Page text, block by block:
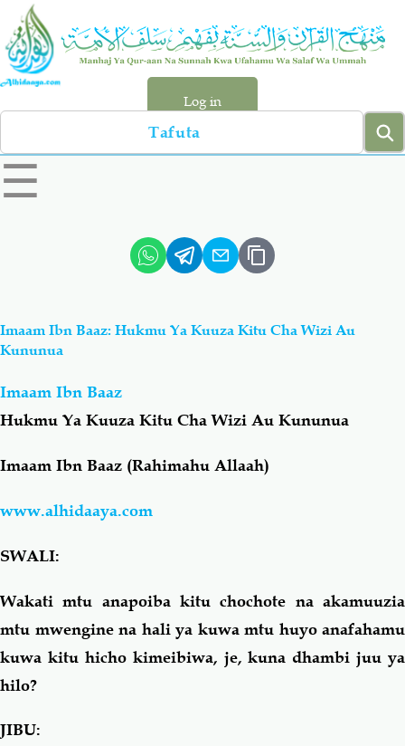
Skip
main
content
Log in
Search
left
sidebar
☰
Hadiyth
Aqiydah
Shirki & Kufru
Fiqh-Ibaadah
Fataawa Za Ulamaa
Akhlaaq-Aadaab
Familia-Jamii Maswali-Majibu
Chemsha Bongo
Imaam Ibn Baaz: Hukmu Ya Kuuza Kitu Cha Wizi Au
Kununua
Imaam Ibn Baaz
Hukmu Ya Kuuza Kitu Cha Wizi Au Kununua
Imaam Ibn Baaz (Rahimahu Allaah)
www.alhidaaya.com
SWALI:
Wakati mtu anapoiba kitu chochote na akamuuzia
mtu mwengine na hali ya kuwa mtu huyo anafahamu
kuwa kitu hicho kimeibiwa, je, kuna dhambi juu ya
hilo?
JIBU: